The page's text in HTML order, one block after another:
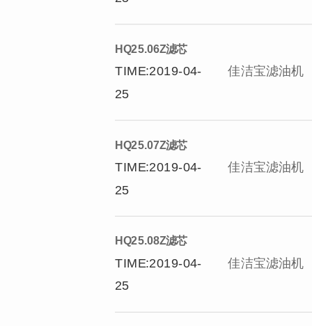
HQ25.06Z滤芯
TIME:2019-04-
25
佳洁宝滤油机
HQ25.07Z滤芯
TIME:2019-04-
25
佳洁宝滤油机
HQ25.08Z滤芯
TIME:2019-04-
25
佳洁宝滤油机